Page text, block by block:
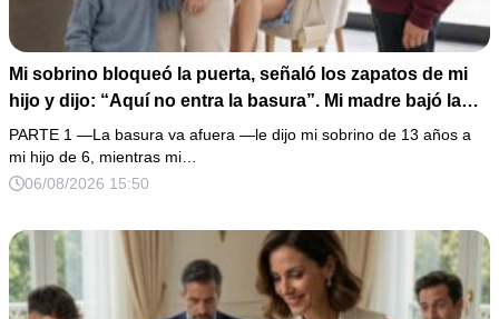
Mi sobrino bloqueó la puerta, señaló los zapatos de mi
hijo y dijo: “Aquí no entra la basura”. Mi madre bajó la
mirada y mi hermana siguió tomando café como si nada.
Yo asentí, abracé a mi niño y me fui sin reclamar. Pero al
cancelar el depósito mensual descubrí que llevaba años
de humillarlo.
PARTE 1 —La basura va afuera —le dijo mi sobrino de 13 años a
mi hijo de 6, mientras mi…
06/08/2026 15:50